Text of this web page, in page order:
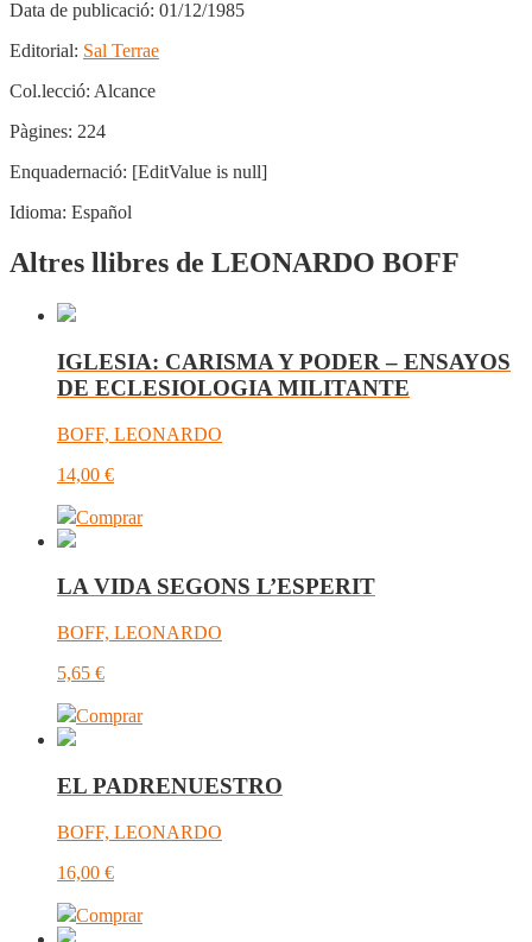
Data de publicació: 01/12/1985
Editorial: Sal Terrae
Col.lecció: Alcance
Pàgines: 224
Enquadernació: [EditValue is null]
Idioma: Español
Altres llibres de LEONARDO BOFF
IGLESIA: CARISMA Y PODER – ENSAYOS
DE ECLESIOLOGIA MILITANTE
BOFF, LEONARDO
14,00 €
Comprar
LA VIDA SEGONS L’ESPERIT
BOFF, LEONARDO
5,65 €
Comprar
EL PADRENUESTRO
BOFF, LEONARDO
16,00 €
Comprar